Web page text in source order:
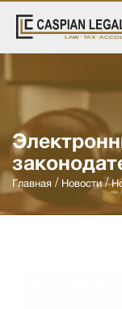
Главная Новости